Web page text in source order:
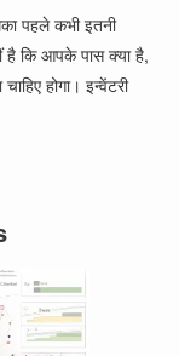
पहले कभी इतनी
है कि आपके पास क्या है,
होगा। इन्वेंटरी